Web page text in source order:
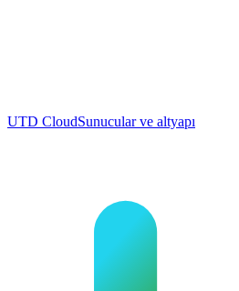
UTD CloudSunucular ve altyapı